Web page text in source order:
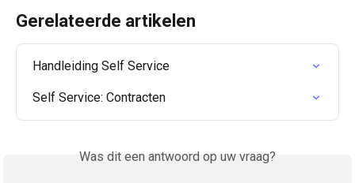
Gerelateerde artikelen
Handleiding Self Service
Self Service: Contracten
Was dit een antwoord op uw vraag?